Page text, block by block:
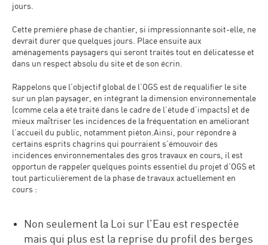
jours.
Cette première phase de chantier, si impressionnante soit-elle, ne
devrait durer que quelques jours. Place ensuite aux
aménagements paysagers qui seront traités tout en délicatesse et
dans un respect absolu du site et de son écrin.
Rappelons que l’objectif global de l’OGS est de requalifier le site
sur un plan paysager, en intégrant la dimension environnementale
(comme cela a été traité dans le cadre de l’étude d’impacts) et de
mieux maîtriser les incidences de la fréquentation en améliorant
l’accueil du public, notamment piéton.Ainsi, pour répondre à
certains esprits chagrins qui pourraient s’émouvoir des
incidences environnementales des gros travaux en cours, il est
opportun de rappeler quelques points essentiel du projet d’OGS et
tout particulièrement de la phase de travaux actuellement en
cours :
Non seulement la Loi sur l’Eau est respectée
mais qui plus est la reprise du profil des berges